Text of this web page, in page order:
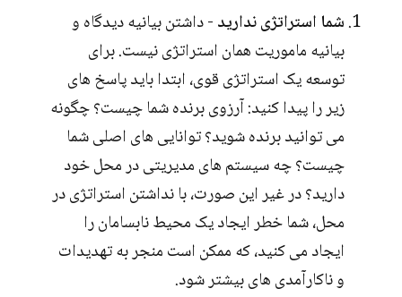
شما استراتژی ندارید- داشتن بیانیه دیدگاه و
بیانیه ماموریت همان استراتژی نیست. برای
توسعه یک استراتژی قوی، ابتدا باید پاسخ های
زیر را پیدا کنید: آرزوی برنده شما چیست؟ چگونه
می توانید برنده شوید؟ توانایی های اصلی شما
چیست؟ چه سیستم های مدیریتی در محل خود
دارید؟ در غیر این صورت، با نداشتن استراتژی در
محل، شما خطر ایجاد یک محیط نابسامان را
ایجاد می کنید، که ممکن است منجر به تهدیدات
و ناکارآمدی های بیشتر شود.